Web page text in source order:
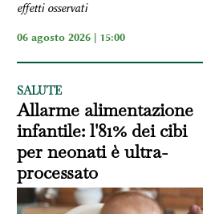
effetti osservati
06 agosto 2026 | 15:00
SALUTE
Allarme alimentazione
infantile: l'81% dei cibi
per neonati è ultra-
processato